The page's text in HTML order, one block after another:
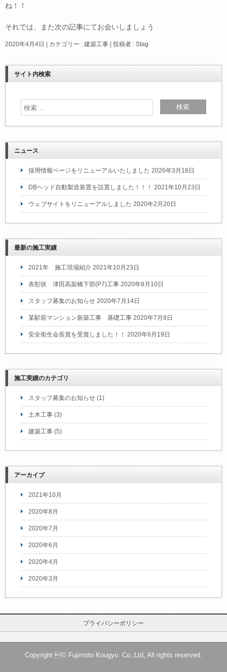
ね！！
それでは、また次の記事にてお会いしましょう
2020年4月4日 カテゴリー : 建築工事 投稿者 : Stag
サイト内検索
ニュース
採用情報ページをリニューアルいたしました 2026年3月18日
DBヘッド自動製造装置を設置しました！！！ 2021年10月23日
ウェブサイトをリニューアルしました 2020年2月20日
最新の施工実績
2021年 施工現場紹介 2021年10月23日
表彰状 津田高架橋下部(P7)工事 2020年8月10日
スタッフ募集のお知らせ 2020年7月14日
某駅前マンション新築工事 基礎工事 2020年7月8日
安全衛生会長賞を受賞しました！！ 2020年6月19日
施工実績のカテゴリ
スタッフ募集のお知らせ (1)
土木工事 (3)
建築工事 (5)
アーカイブ
2021年10月
2020年8月
2020年7月
2020年6月
2020年4月
2020年3月
プライバシーポリシー
Copyright © Fujimoto Kougyo. Co.,Ltd, All rights reserved.